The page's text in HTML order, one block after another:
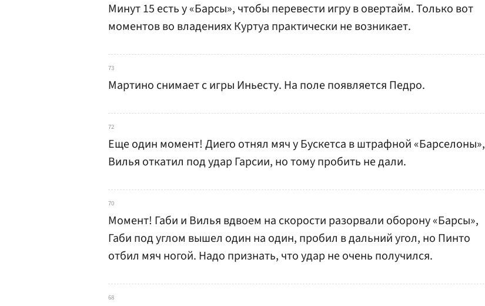
Минут 15 есть у «Барсы», чтобы перевести игру в овертайм. Только вот
моментов во владениях Куртуа практически не возникает.
73
Мартино снимает с игры Иньесту. На поле появляется Педро.
72
Еще один момент! Диего отнял мяч у Бускетса в штрафной «Барселоны»,
Вилья откатил под удар Гарсии, но тому пробить не дали.
70
Момент! Габи и Вилья вдвоем на скорости разорвали оборону «Барсы»,
Габи под углом вышел один на один, пробил в дальний угол, но Пинто
отбил мяч ногой. Надо признать, что удар не очень получился.
68